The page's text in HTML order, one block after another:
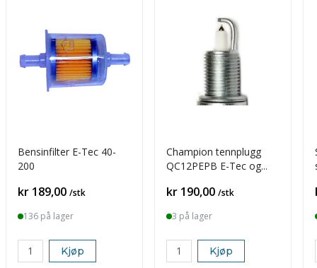
Bensinfilter E-Tec 40-
200
Pris
kr 189,00 /stk
136 på lager
Kjøp
Champion tennplugg
QC12PEPB E-Tec og
Pris
kr 190,00 /stk
3 på lager
Kjøp